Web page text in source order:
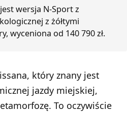
wersja N-Sport z
z żółtymi
wyceniona od 140 790 zł.
który znany jest
jazdy miejskiej,
To oczywiście